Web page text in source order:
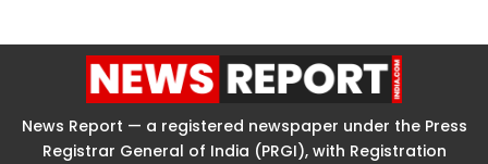
News Report — a registered newspaper under the Press
Registrar General of India (PRGI), with Registration